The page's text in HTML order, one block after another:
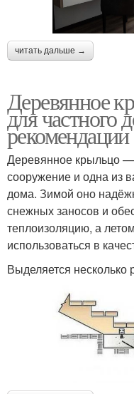
читать дальше →
Деревянное
для частного
рекомендации
Деревянное крыльцо
сооружение и одна из
дома. Зимой оно
снежных заносов и
теплоизоляцию, а
использоваться в
Выделяется несколько